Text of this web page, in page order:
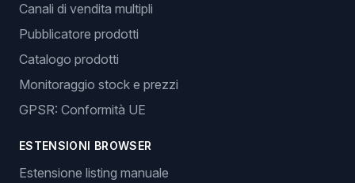
Canali di vendita multipli
Pubblicatore prodotti
Catalogo prodotti
Monitoraggio stock e prezzi
GPSR: Conformità UE
ESTENSIONI BROWSER
Estensione listing manuale